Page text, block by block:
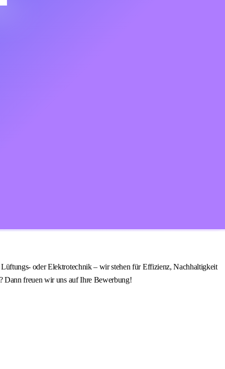
oder Elektrotechnik – wir stehen für Effizienz, Nachhaltigkeit
Dann freuen wir uns auf Ihre Bewerbung!